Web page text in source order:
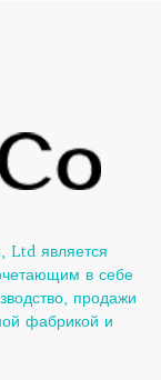
является
в себе
продажи
фабрикой и